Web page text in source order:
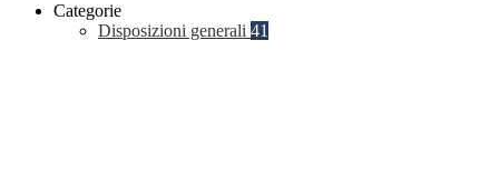
Categorie
Disposizioni generali 41